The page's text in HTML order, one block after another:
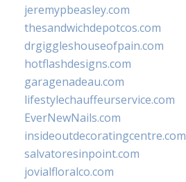
jeremypbeasley.com
thesandwichdepotcos.com
drgiggleshouseofpain.com
hotflashdesigns.com
garagenadeau.com
lifestylechauffeurservice.com
EverNewNails.com
insideoutdecoratingcentre.com
salvatoresinpoint.com
jovialfloralco.com